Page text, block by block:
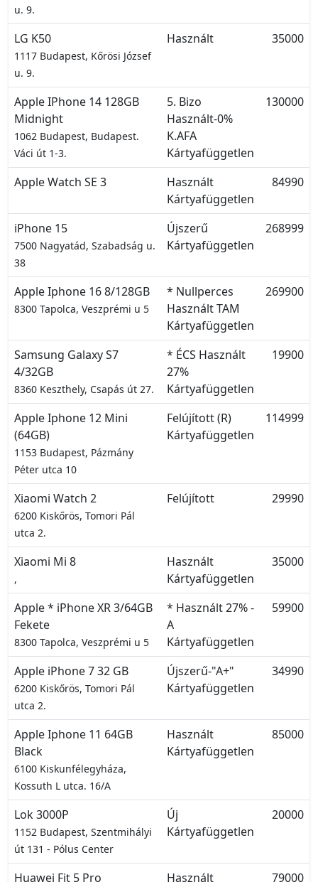
u. 9.
LG K50
1117 Budapest, Kőrösi József
u. 9.
Használt 35000
Apple IPhone 14 128GB
Midnight
1062 Budapest, Budapest.
Váci út 1-3.
5. Bizo
Használt-0%
K.AFA
Kártyafüggetlen
130000
Apple Watch SE 3
Használt
Kártyafüggetlen
84990
iPhone 15
7500 Nagyatád, Szabadság u.
38
Újszerű
Kártyafüggetlen
268999
Apple Iphone 16 8/128GB
8300 Tapolca, Veszprémi u 5
* Nullperces
Használt TAM
Kártyafüggetlen
269900
Samsung Galaxy S7
4/32GB
8360 Keszthely, Csapás út 27.
* ÉCS Használt
27%
Kártyafüggetlen
19900
Apple Iphone 12 Mini
(64GB)
1153 Budapest, Pázmány
Péter utca 10
Felújított (R)
Kártyafüggetlen
114999
Xiaomi Watch 2
6200 Kiskőrös, Tomori Pál
utca 2.
Felújított 29990
Xiaomi Mi 8
,
Használt
Kártyafüggetlen
35000
Apple * iPhone XR 3/64GB
Fekete
8300 Tapolca, Veszprémi u 5
* Használt 27% -
A
Kártyafüggetlen
59900
Apple iPhone 7 32 GB
6200 Kiskőrös, Tomori Pál
utca 2.
Újszerű-"A+"
Kártyafüggetlen
34990
Apple Iphone 11 64GB
Black
6100 Kiskunfélegyháza,
Kossuth L utca. 16/A
Használt
Kártyafüggetlen
85000
Lok 3000P
1152 Budapest, Szentmihályi
út 131 - Pólus Center
Új
Kártyafüggetlen
20000
Huawei Fit 5 Pro Használt 79000